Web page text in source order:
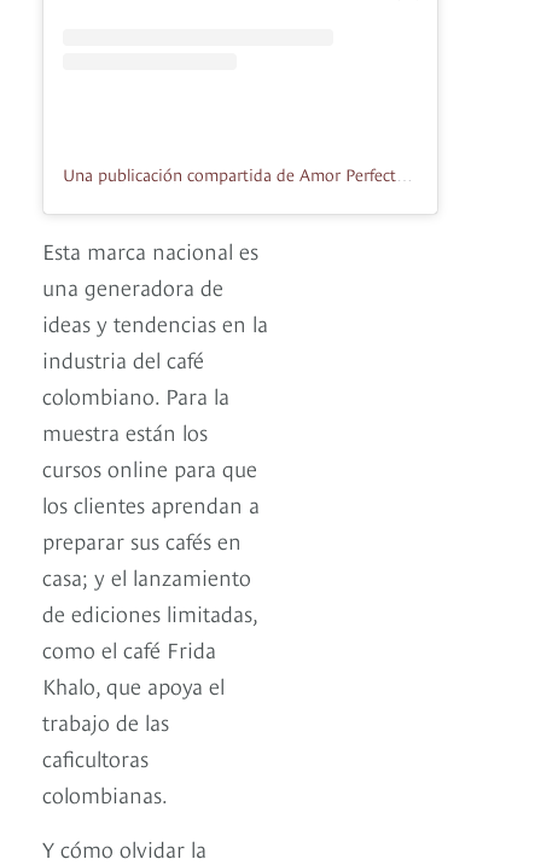
Esta marca nacional es
una generadora de
ideas y tendencias en la
industria del café
colombiano. Para la
muestra están los
cursos online para que
los clientes aprendan a
preparar sus cafés en
casa; y el lanzamiento
de ediciones limitadas,
como el café Frida
Khalo, que apoya el
trabajo de las
caficultoras
colombianas.
Y cómo olvidar la